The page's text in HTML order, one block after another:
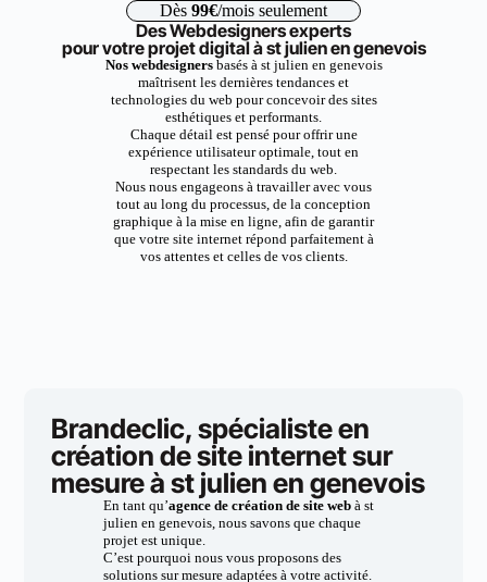
Dès 99€/mois seulement
Des Webdesigners experts
pour votre projet digital à st julien en genevois
Nos webdesignersbasés à st julien en genevois
maîtrisent les dernières tendances et
technologies du web pour concevoir des sites
esthétiques et performants.
Chaque détail est pensé pour offrir une
expérience utilisateur optimale, tout en
respectant les standards du web.
Nous nous engageons à travailler avec vous
tout au long du processus, de la conception
graphique à la mise en ligne, afin de garantir
que votre site internet répond parfaitement à
vos attentes et celles de vos clients.
Brandeclic, spécialiste en
création de site internet sur
mesure à st julien en genevois
En tant qu’agence de création de site webà st
julien en genevois, nous savons que chaque
projet est unique.
C’est pourquoi nous vous proposons des
solutions sur mesure adaptées à votre activité.